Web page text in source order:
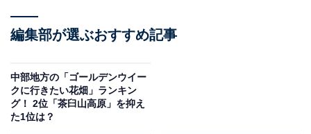
この時期を楽しみにしています。また、ライトアップも
夜の藤の花も絶対に見てみたいです。家族でのんびり過
ごすにも、カメラを持って花の写真をたくさん撮るにも
最高の場所だと思います」（30代女性／秋田県）、「昔
編集部が選ぶおすすめ記事
中部地方の「ゴールデンウイー
クに行きたい花畑」ランキン
グ！ 2位「茶臼山高原」を抑え
た1位は？